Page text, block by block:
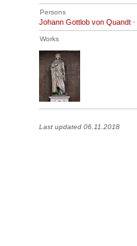
Persons
Johann Gottlob von Quandt ·
Works
Last updated 06.11.2018